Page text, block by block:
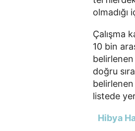
Çalışma
10 bin
doğru
listede
Hibya